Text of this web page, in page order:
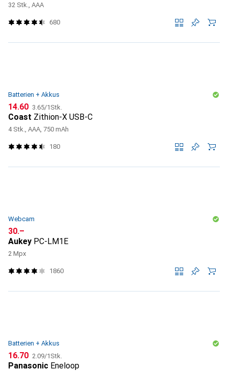
32 Stk., AAA
680
Batterien + Akkus
CHF
14.60 CHF
3.65/1Stk.
Coast Zithion-X USB-C
4 Stk., AAA, 750 mAh
180
Webcam
CHF
30.–
Aukey PC-LM1E
2 Mpx
1860
Batterien + Akkus
CHF
16.70 CHF
2.09/1Stk.
Panasonic Eneloop